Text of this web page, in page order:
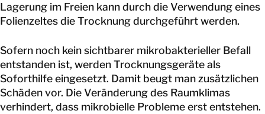
Lagerung im Freien kann durch die Verwendung eines
Folienzeltes die Trocknung durchgeführt werden.
Sofern noch kein sichtbarer mikrobakterieller Befall
entstanden ist, werden Trocknungsgeräte als
Soforthilfe eingesetzt. Damit beugt man zusätzlichen
Schäden vor. Die Veränderung des Raumklimas
verhindert, dass mikrobielle Probleme erst entstehen.